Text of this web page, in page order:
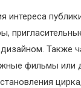
интереса
Также
фильмы или